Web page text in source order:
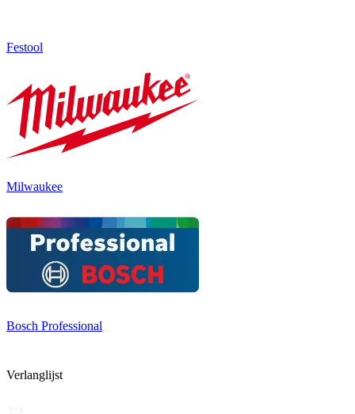
Festool
Milwaukee
Bosch Professional
Verlanglijst